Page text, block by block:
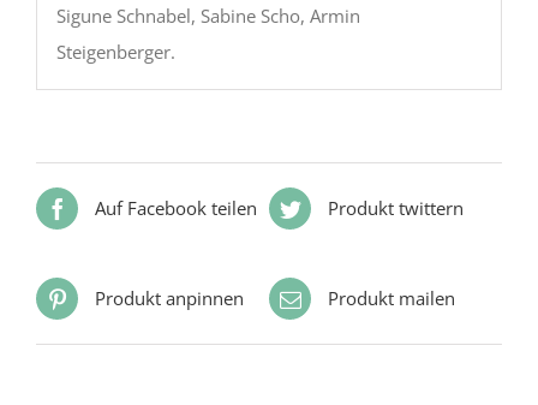
Sigune Schnabel, Sabine Scho, Armin
Steigenberger.
Auf Facebook teilen Produkt twittern
Produkt anpinnen Produkt mailen